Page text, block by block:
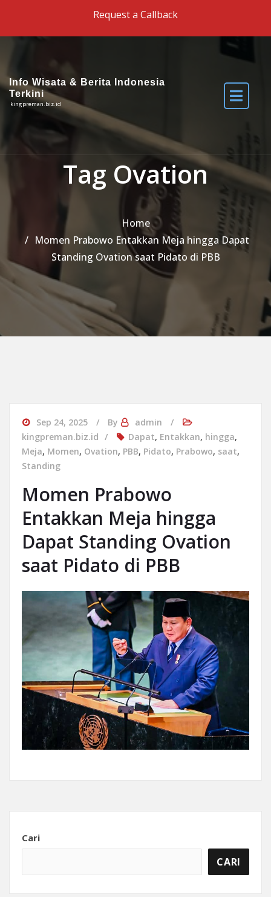
Request a Callback
Info Wisata & Berita Indonesia
Terkini
kingpreman.biz.id
Tag Ovation
Home
Momen Prabowo Entakkan Meja hingga Dapat
Standing Ovation saat Pidato di PBB
Sep 24, 2025 By
admin
kingpreman.biz.id
Dapat, Entakkan, hingga,
Meja, Momen, Ovation, PBB, Pidato, Prabowo, saat,
Standing
Momen Prabowo
Entakkan Meja hingga
Dapat Standing Ovation
saat Pidato di PBB
Cari
CARI